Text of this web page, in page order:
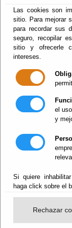
Las cookies son
sitio. Para mejorar
para recordar sus
seguro, recopilar
sitio y ofrecerle
intereses.
el
y
Si quiere
haga click sobre el
Rechazar
Inicio -Cultura
Cine
Portero: